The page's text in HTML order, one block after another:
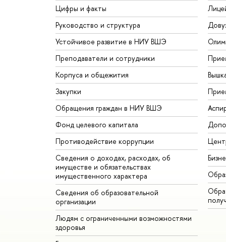
Цифры и факты
Руководство и структура
Устойчивое развитие в НИУ ВШЭ
Преподаватели и сотрудники
Корпуса и общежития
Закупки
Обращения граждан в НИУ ВШЭ
Фонд целевого капитала
Противодействие коррупции
Сведения о доходах, расходах, об
имуществе и обязательствах
имущественного характера
Сведения об образовательной
организации
Людям с ограниченными возможностями
здоровья